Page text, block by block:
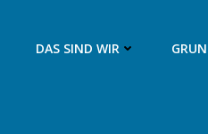
DAS SIND WIR